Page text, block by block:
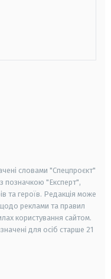
словами "Спецпроєкт"
позначкою "Експерт",
та героїв. Редакція може
щодо реклами та правил
користування сайтом.
для осіб старше 21